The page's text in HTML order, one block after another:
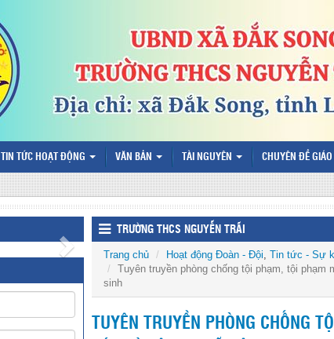
TIN TỨC HOẠT ĐỘNG VĂN BẢN TÀI NGUYÊN CHUYÊN ĐỀ
TRƯỜNG THCS NGUYỄN TRÃI
Trang chủ Hoạt động Đoàn - Đội, Tin tức - Sự
Tuyên truyền phòng chống tội phạm, tội phạm
sinh
TUYÊN TRUYỀN PHÒNG CHỐNG